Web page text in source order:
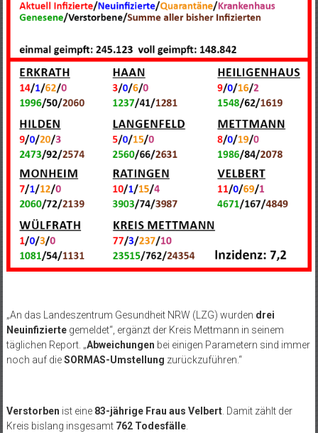
„An das Landeszentrum Gesundheit NRW ( LZG) wurden drei
Neuinfiziertegemeldet“, ergänzt der Kreis Mettmann in seinem
täglichen Report. „Abweichungen bei einigen Parametern sind immer
noch auf dieSORMAS-Umstellung zurückzuführen.“
Verstorben ist eine 83-jährige Frau aus Velbert. Damit zählt der
Kreis bislang insgesamt 762 Todesfälle.